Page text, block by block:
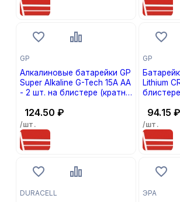
GP
Алкалиновые батарейки GP
Super Alkaline G-Tech 15А АA
- 2 шт. на блистере (кратно
124.50 ₽
/шт.
GP
Lithium
94.15
/шт.
DURACELL ЭРА